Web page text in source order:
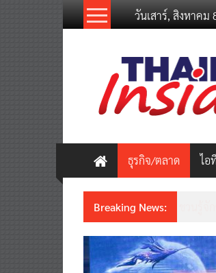
วันเสาร์, สิงหาคม
Thailand
Inside
New
ธุรกิจ/ตลาด ไอ
Breaking News: